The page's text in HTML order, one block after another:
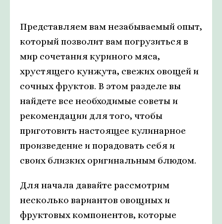
Представляем вам незабываемый опыт,
который позволит вам погрузиться в
мир сочетания куриного мяса,
хрустящего кунжута, свежих овощей и
сочных фруктов. В этом разделе вы
найдете все необходимые советы и
рекомендации для того, чтобы
приготовить настоящее кулинарное
произведение и порадовать себя и
своих близких оригинальным блюдом.
Для начала давайте рассмотрим
несколько вариантов овощных и
фруктовых компонентов, которые